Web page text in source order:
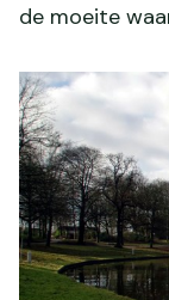
de moeite